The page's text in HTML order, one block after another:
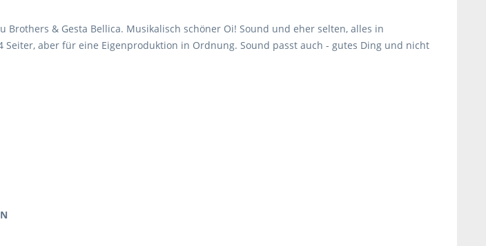
& Gesta Bellica. Musikalisch schöner Oi! Sound und eher selten, alles in
aber für eine Eigenproduktion in Ordnung. Sound passt auch - gutes Ding und nicht